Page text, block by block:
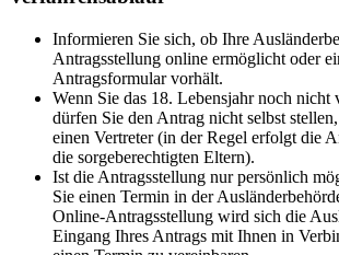
Informieren Sie sich, ob Ihre
Antragsstellung online ermöglicht oder
Antragsformular vorhält.
Wenn Sie das 18. Lebensjahr noch nicht
dürfen Sie den Antrag nicht selbst
einen Vertreter (in der Regel erfolgt die
die sorgeberechtigten Eltern).
Ist die Antragsstellung nur persönlich
Sie einen Termin in der
Online-Antragsstellung wird sich die
Eingang Ihres Antrags mit Ihnen in